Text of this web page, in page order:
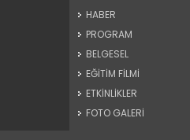
HABER
PROGRAM
BELGESEL
EĞİTİM FİLMİ
ETKİNLİKLER
FOTO GALERİ